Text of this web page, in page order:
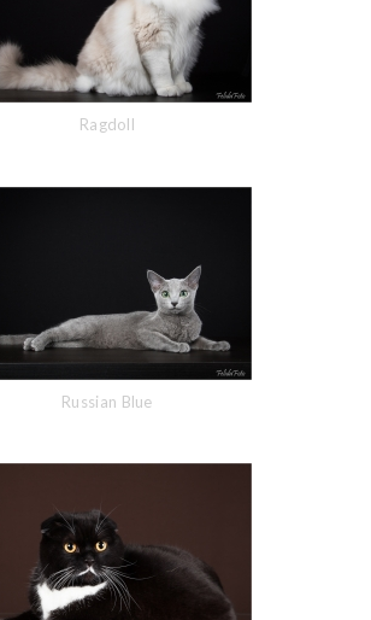
Ragdoll
Russian Blue